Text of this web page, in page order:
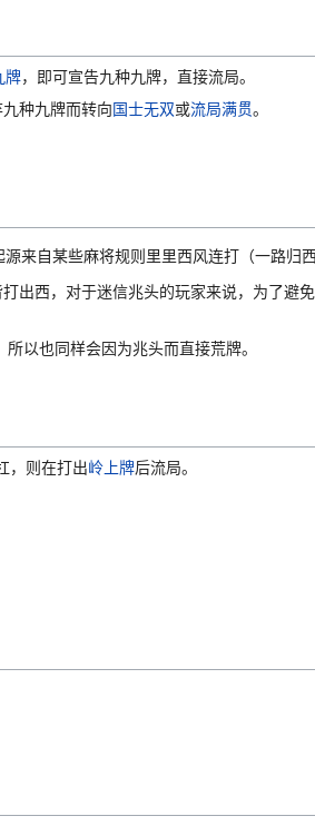
牌，即可宣告九种九牌，直接流局。
种九牌而转向国士无双或流局满贯。
来自某些麻将规则里里西风连打（一路归
打出西，对于迷信兆头的玩家来说，为了避
以也同样会因为兆头而直接荒牌。
，则在打出岭上牌后流局。